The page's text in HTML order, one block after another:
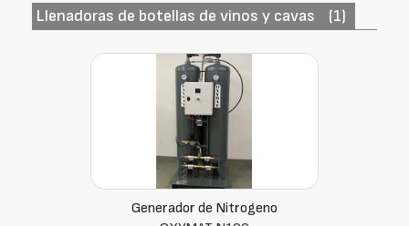
Llenadoras de botellas de vinos y cavas (1)
Generador de Nitrogeno